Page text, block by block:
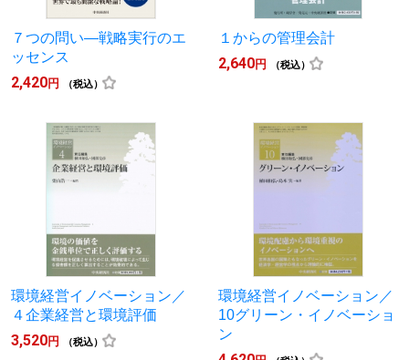
７つの問い―戦略実行のエ
ッセンス
2,420円 （税込）
１からの管理会計
2,640円 （税込）
環境経営イノベーション／
４企業経営と環境評価
3,520円 （税込）
環境経営イノベーション／
10グリーン・イノベーショ
ン